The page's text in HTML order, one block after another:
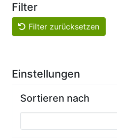
Filter
Filter zurücksetzen
Einstellungen
Sortieren nach